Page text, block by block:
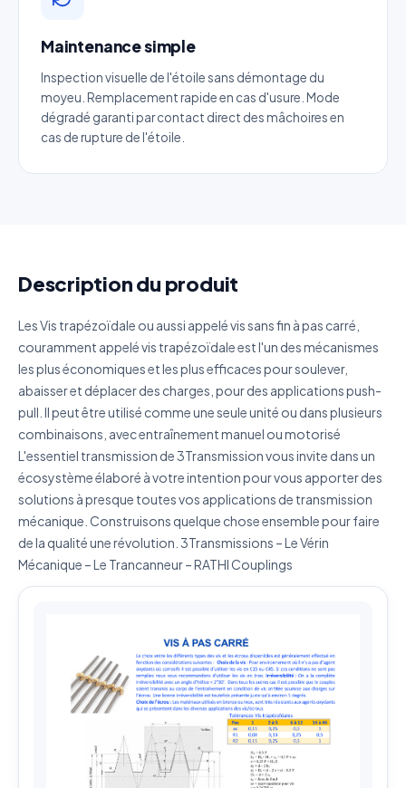
Maintenance simple
Inspection visuelle de l'étoile sans démontage du
moyeu. Remplacement rapide en cas d'usure. Mode
dégradé garanti par contact direct des mâchoires en
cas de rupture de l'étoile.
Description du produit
Les Vis trapézoïdale ou aussi appelé vis sans fin à pas carré,
couramment appelé vis trapézoïdale est l'un des mécanismes
les plus économiques et les plus efficaces pour soulever,
abaisser et déplacer des charges, pour des applications push-
pull. Il peut être utilisé comme une seule unité ou dans plusieurs
combinaisons, avec entraînement manuel ou motorisé
L'essentiel transmission de 3Transmission vous invite dans un
écosystème élaboré à votre intention pour vous apporter des
solutions à presque toutes vos applications de transmission
mécanique. Construisons quelque chose ensemble pour faire
de la qualité une révolution. 3Transmissions – Le Vérin
Mécanique – Le Trancanneur – RATHI Couplings
Téléphone*
Catégorie
Décrivez votre besoin
J'accepte que mes données soient utilisées pour traiter
ma demande.Politique de confidentialité
Envoyer ma demande de devis
Vos données sont protégées et ne seront jamais
partagées